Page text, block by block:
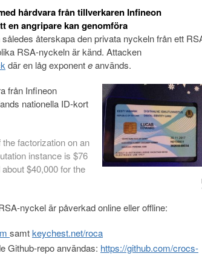
hårdvara från tillverkaren Infineon
en angripare kan genomföra
återskapa den privata nyckeln från ett
RSA-nyckeln är känd. Attacken
där en låg exponenteanvänds.
från Infineon
nationella ID-kort
factorization on an
instance is $76
$40,000 for the
nyckel är påverkad online eller offline:
samtkeychest.net/roca
Github-repo användas: https://github.com/crocs-